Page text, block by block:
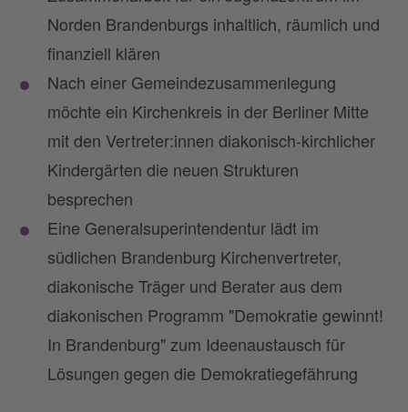
Norden Brandenburgs inhaltlich, räumlich und
finanziell klären
Nach einer Gemeindezusammenlegung
möchte ein Kirchenkreis in der Berliner Mitte
mit den Vertreter:innen diakonisch-kirchlicher
Kindergärten die neuen Strukturen
besprechen
Eine Generalsuperintendentur lädt im
südlichen Brandenburg Kirchenvertreter,
diakonische Träger und Berater aus dem
diakonischen Programm "Demokratie gewinnt!
In Brandenburg" zum Ideenaustausch für
Lösungen gegen die Demokratiegefährung